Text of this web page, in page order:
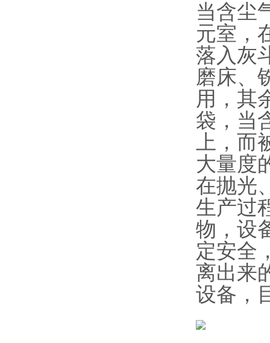
当含尘
元室，
落入灰
磨床、
用，其
袋，当
上，
大量度
在抛光
生产过
物，设
定安全
离出来
设备，